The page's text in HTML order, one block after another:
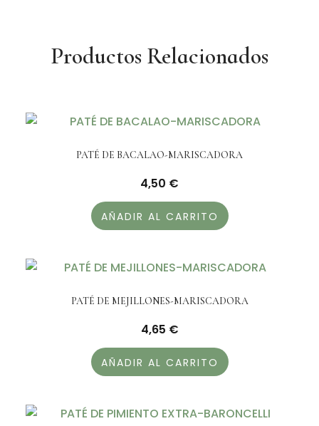
Productos Relacionados
PATÉ DE BACALAO-MARISCADORA
4,50 €
AÑADIR AL CARRITO
PATÉ DE MEJILLONES-MARISCADORA
4,65 €
AÑADIR AL CARRITO